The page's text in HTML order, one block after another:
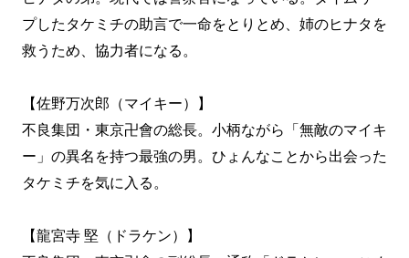
プしたタケミチの助言で一命をとりとめ、姉のヒナタを
救うため、協力者になる。
【佐野万次郎（マイキー）】
不良集団・東京卍會の総長。小柄ながら「無敵のマイキ
ー」の異名を持つ最強の男。ひょんなことから出会った
タケミチを気に入る。
【龍宮寺 堅（ドラケン）】